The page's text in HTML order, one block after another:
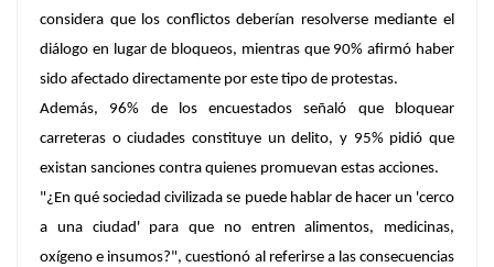
considera que los conflictos deberían resolverse mediante el
diálogo en lugar de bloqueos, mientras que 90% afirmó haber
sido afectado directamente por este tipo de protestas.
Además, 96% de los encuestados señaló que bloquear
carreteras o ciudades constituye un delito, y 95% pidió que
existan sanciones contra quienes promuevan estas acciones.
"¿En qué sociedad civilizada se puede hablar de hacer un 'cerco
a una ciudad' para que no entren alimentos, medicinas,
oxígeno e insumos?", cuestionó al referirse a las consecuencias